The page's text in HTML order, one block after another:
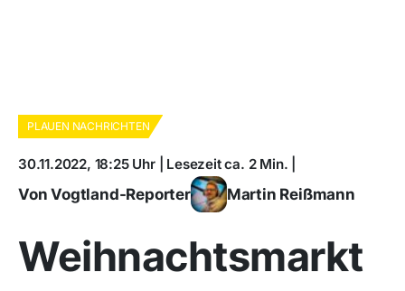
PLAUEN NACHRICHTEN
30.11.2022, 18:25 Uhr | Lesezeit ca. 2 Min. |
Von Vogtland-Reporter Martin Reißmann
Weihnachtsmarkt